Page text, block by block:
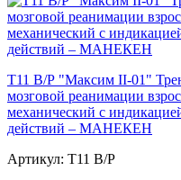
Т11 В/Р "Максим II-01"
мозговой реанимации
механический с
действий – МАНЕКЕН
Артикул: Т11 В/Р